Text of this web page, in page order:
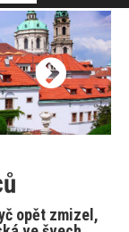
opět zmizel,